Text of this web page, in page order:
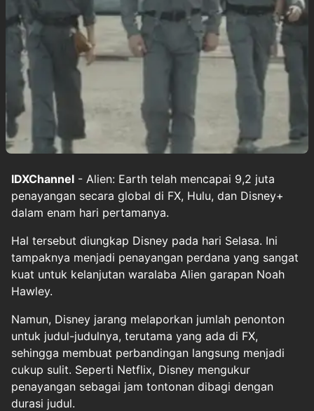
IDXChannel - Alien: Earth telah mencapai 9,2 juta
penayangan secara global di FX, Hulu, dan Disney+
dalam enam hari pertamanya.
Hal tersebut diungkap Disney pada hari Selasa. Ini
tampaknya menjadi penayangan perdana yang sangat
kuat untuk kelanjutan waralaba Alien garapan Noah
Hawley.
Namun, Disney jarang melaporkan jumlah penonton
untuk judul-judulnya, terutama yang ada di FX,
sehingga membuat perbandingan langsung menjadi
cukup sulit. Seperti Netflix, Disney mengukur
penayangan sebagai jam tontonan dibagi dengan
durasi judul.